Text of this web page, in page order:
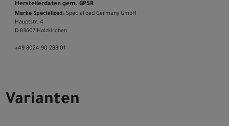
Herstellerdaten gem. GPSR
Marke Specialized: Specialized Germany GmbH
Hauptstr. 4
D-83607 Holzkirchen
+49 8024 90 288 01
Varianten